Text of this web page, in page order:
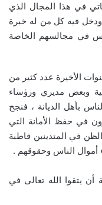
في هذا المجال الذي
فيه كل من له خبرة
في مجالسهم الخاصة
الأخيرة عدد كثير من
وبعض مديري ورؤساء
بأهل الديانة ، فنجح
في حفظ الأمانة التي
في المتدينبن قاطبة
أموال الناس وحقوقهم .
يتقوا الله تعالى في